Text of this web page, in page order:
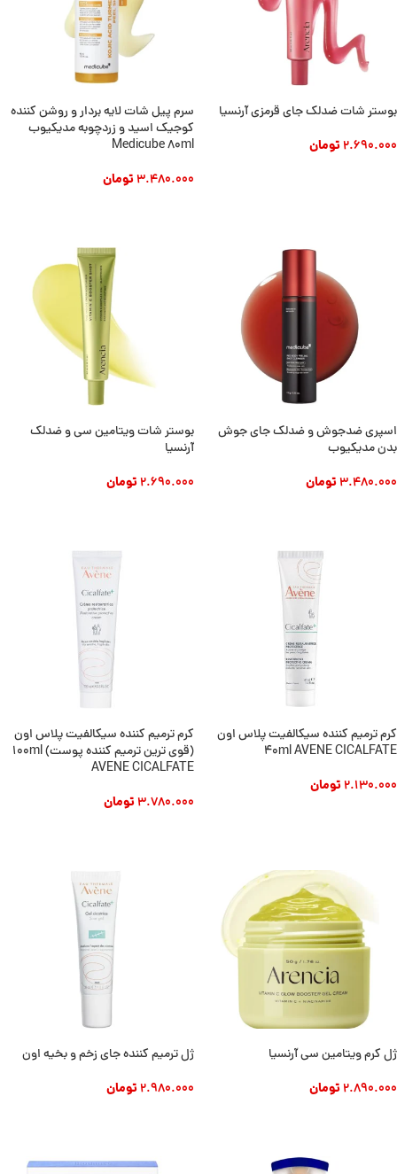
بوستر شات ضدلک جای قرمزی آرنسیا
2.690.000تومان
سرم پیل شات لایه بردار و روشن کننده
کوجیک اسید و زردچوبه مدیکیوب
Medicube 80ml
3.480.000تومان
اسپری ضدجوش و ضدلک جای جوش
بدن مدیکیوب
3.480.000تومان
بوستر شات ویتامین سی و ضدلک
آرنسیا
2.690.000تومان
کرم ترمیم کننده سیکالفیت پلاس اون
40ml AVENE CICALFATE
2.130.000تومان
کرم ترمیم کننده سیکالفیت پلاس اون
(قوی ترین ترمیم کننده پوست) 100ml
AVENE CICALFATE
3.780.000تومان
ژل کرم ویتامین سی آرنسیا
2.890.000تومان
ژل ترمیم کننده جای زخم و بخیه اون
2.980.000تومان